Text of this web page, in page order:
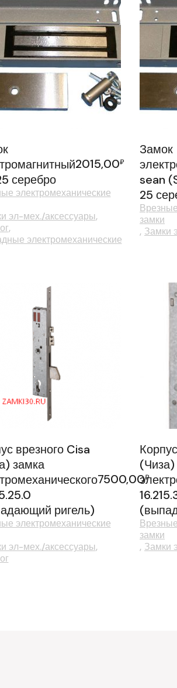
серебро
2015,00₽
электромеханические
эл-мех./аксессуары
электромеханические
Замок
sean
25
замки
Замки
врезного Cisa
замка
ригель)
7500,00₽
электромеханические
эл-мех./аксессуары
(Чиза)
замки
Замки